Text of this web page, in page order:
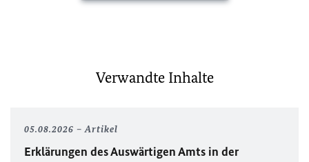
Verwandte Inhalte
05.08.2026 Artikel
Erklärungen des Auswärtigen Amts in der